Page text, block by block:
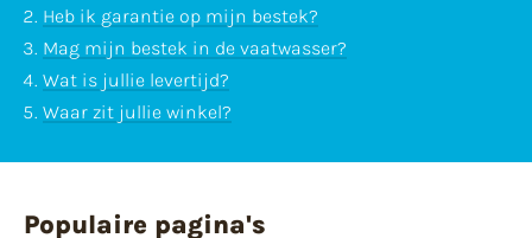
Heb ik garantie op mijn bestek?
Mag mijn bestek in de vaatwasser?
Wat is jullie levertijd?
Waar zit jullie winkel?
Populaire pagina's